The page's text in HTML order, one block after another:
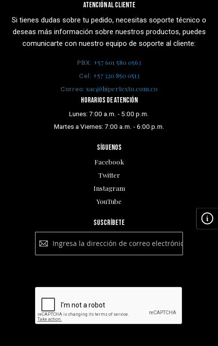
Atención al cliente
Si tienes dudas sobre tu pedido, necesitas soporte técnico o
deseas más información sobre nuestros productos, puedes
comunicarte con nuestro equipo de soporte al cliente:
PBX: +57 601 580 0563
Cel: +57 320 850 0513
Correo: sac@hipertexto.com.co
Horarios de atención
Lunes: 7:00 a.m. - 5:00 p.m.
Martes a Viernes: 7:00 a.m. - 6:00 p.m.
Síguenos
Facebook
Twitter
Instagram
YouTube
Suscríbete
nuestro